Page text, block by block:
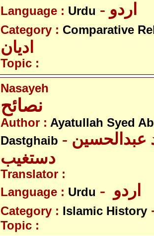
Language : Urdu - اردو
Category : Comparative
ادیان
Topic :
Nasayeh
نصائح
Author : Ayatullah Syed
Dastghaib - آیت اللہ سیّد عبدالحسین
دستغیب
Translator :
Language : Urdu
Category : Islamic History
Topic :